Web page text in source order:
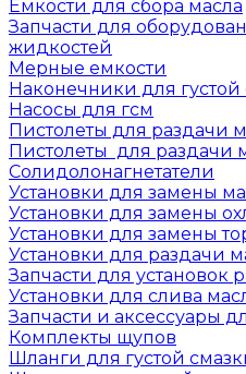
Емкости для сбора масла
Запчасти для
жидкостей
Мерные емкости
Наконечники для густой
Насосы для гсм
Пистолеты для раздачи
Пистолеты для раздачи
Солидолонагнетатели
Установки для замены
Установки для замены
Установки для замены
Установки для раздачи
Запчасти для установок
Установки для слива
Запчасти и аксессуары
Комплекты щупов
Шланги для густой